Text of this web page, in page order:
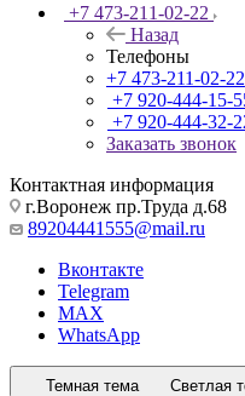
+7 473-211-02-22
Назад
Телефоны
+7 473-211-02-22
+7 920-444-15-
+7 920-444-32-
Заказать звонок
Контактная информация
г.Воронеж пр.Труда д.68
89204441555@mail.ru
Вконтакте
Telegram
MAX
WhatsApp
Темная тема Светлая